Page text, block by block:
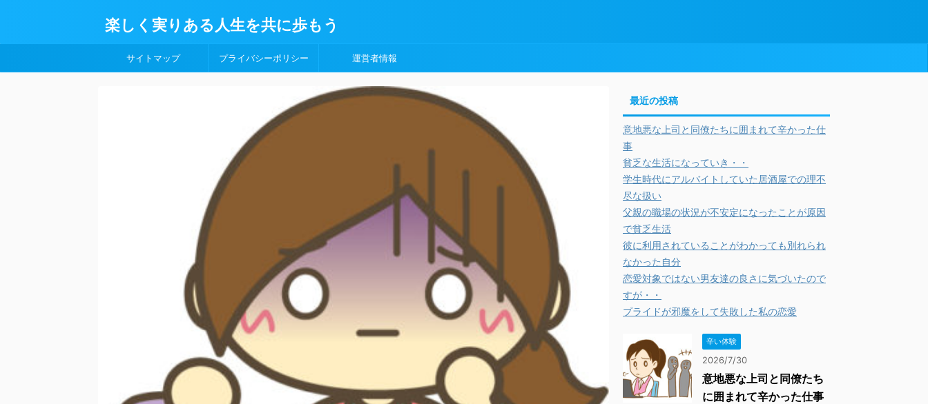
楽しく実りある人生を共に歩もう
サイトマップ プライバシーポリシー 運営者情報
最近の投稿
意地悪な上司と同僚たちに囲まれて辛かった仕
事
貧乏な生活になっていき・・
学生時代にアルバイトしていた居酒屋での理不
尽な扱い
父親の職場の状況が不安定になったことが原因
で貧乏生活
彼に利用されていることがわかっても別れられ
なかった自分
恋愛対象ではない男友達の良さに気づいたので
すが・・
プライドが邪魔をして失敗した私の恋愛
辛い体験
2026/7/30
意地悪な上司と同僚たち
に囲まれて辛かった仕事